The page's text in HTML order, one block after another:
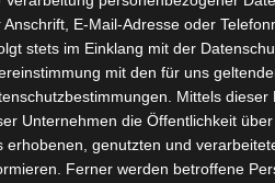
Ihr
Anschrift, E-Mail-Adresse oder
stets im Einklang mit der
mit den für uns
Mittels
Unternehmen die Öffentlichkeit
erhobenen, genutzten und
Ferner werden betroffene